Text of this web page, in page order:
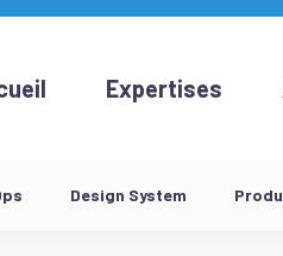
Expertises
Design System